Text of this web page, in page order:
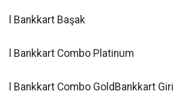
l Bankkart Başak
l Bankkart Combo Platinum
l Bankkart Combo GoldBankkart